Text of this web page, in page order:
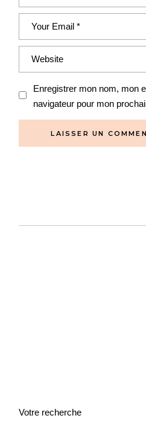
Enregistrer mon nom, mon
navigateur pour mon
LAISSER UN
Votre recherche